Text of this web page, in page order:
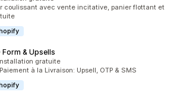
coulissant avec vente incitative, panier flottant et
Form & Upsells
5
gratuite
à la Livraison: Upsell, OTP & SMS